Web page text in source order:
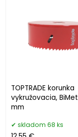
TOPTRADE korunka
vykružovacia,
mm
skladom 68 ks